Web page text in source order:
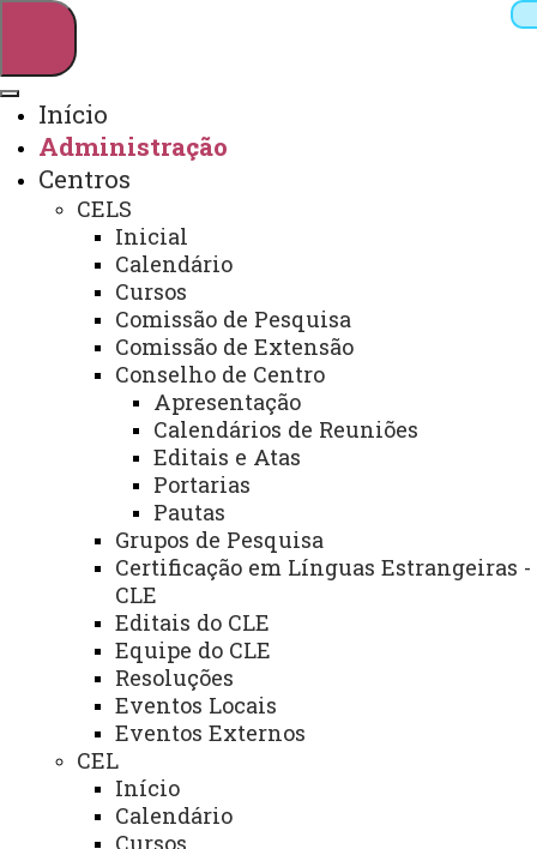
Webmail Sistemas
Arquivo Virtual
Início
Administração
Centros
CELS
Inicial
Calendário
Cursos
Comissão de Pesquisa
Comissão de Extensão
Conselho de Centro
Apresentação
Calendários de Reuniões
Editais e Atas
Portarias
Pautas
Grupos de Pesquisa
Certificação em Línguas Estrangeiras -
CLE
Editais do CLE
Equipe do CLE
Resoluções
Eventos Locais
Eventos Externos
CEL
Início
Calendário
Cursos
CAMPUS FOZ DO IGUAÇU
Sobre Nós
+
Conselho de Campus:
Comissões e Conselhos: